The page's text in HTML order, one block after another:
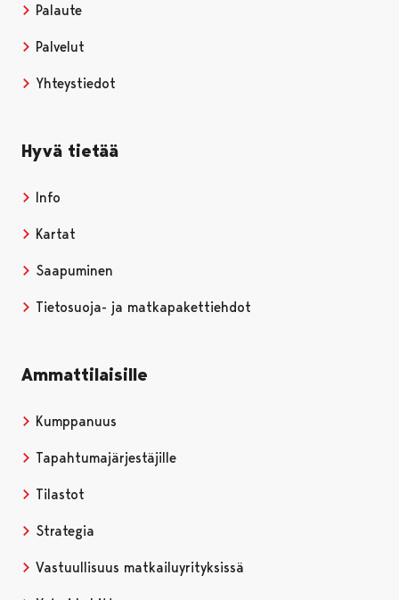
Palaute
Palvelut
Yhteystiedot
Hyvä tietää
Info
Kartat
Saapuminen
Tietosuoja- ja matkapakettiehdot
Ammattilaisille
Kumppanuus
Tapahtumajärjestäjille
Tilastot
Strategia
Vastuullisuus matkailuyrityksissä